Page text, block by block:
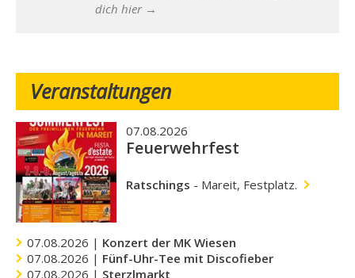
dich hier →
Veranstaltungen
07.08.2026
Feuerwehrfest
Ratschings - Mareit, Festplatz.
07.08.2026 | Konzert der MK Wiesen
07.08.2026 | Fünf-Uhr-Tee mit Discofieber
07.08.2026 | Sterzlmarkt